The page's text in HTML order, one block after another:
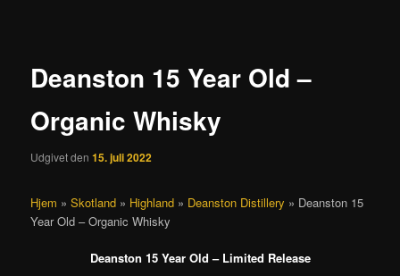
Deanston 15 Year Old –
Organic Whisky
Udgivet den15. juli 2022
Hjem »Skotland » Highland » Deanston Distillery » Deanston 15
Year Old – Organic Whisky
Deanston 15 Year Old – Limited Release